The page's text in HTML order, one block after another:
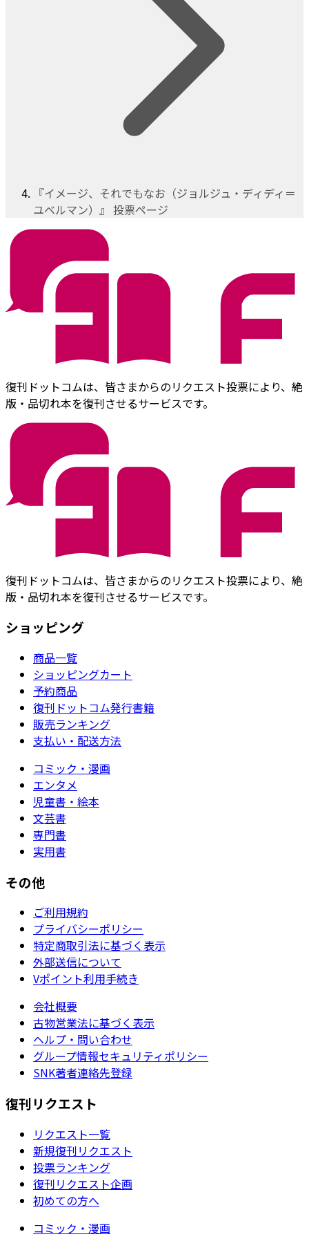
『イメージ、それでもなお（ジョルジュ・ディディ＝
ユベルマン）』 投票ページ
復刊ドットコムは、皆さまからのリクエスト投票により、絶
版・品切れ本を復刊させるサービスです。
復刊ドットコムは、皆さまからのリクエスト投票により、絶
版・品切れ本を復刊させるサービスです。
ショッピング
商品一覧
ショッピングカート
予約商品
復刊ドットコム発行書籍
販売ランキング
支払い・配送方法
コミック・漫画
エンタメ
児童書・絵本
文芸書
専門書
実用書
その他
ご利用規約
プライバシーポリシー
特定商取引法に基づく表示
外部送信について
Vポイント利用手続き
会社概要
古物営業法に基づく表示
ヘルプ・問い合わせ
グループ情報セキュリティポリシー
SNK著者連絡先登録
復刊リクエスト
リクエスト一覧
新規復刊リクエスト
投票ランキング
復刊リクエスト企画
初めての方へ
コミック・漫画